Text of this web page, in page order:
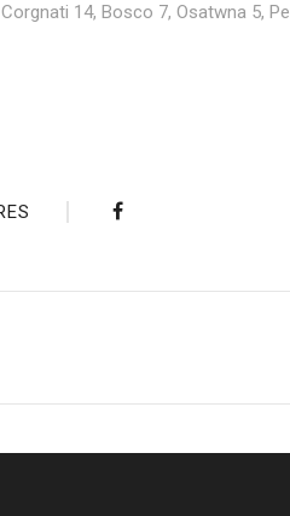
14, Bosco 7, Osatwna 5,